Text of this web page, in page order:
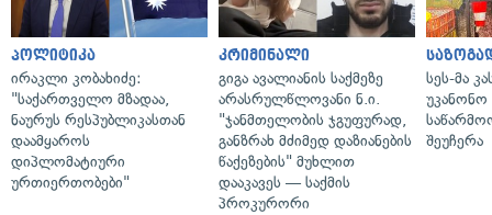
პოლიტიკა
ირაკლი კობახიძე:
"საქართველო მზადაა,
ნაურუს რესპუბლიკასთან
დაამყაროს
დიპლომატიური
ურთიერთობები"
კრიმინალი
გიგა ავალიანის საქმეზე
არასრულწლოვანი ნ.ი.
"ჯანმთელობის ჯგუფურად,
განზრახ მძიმედ დაზიანების
წაქეზების" მუხლით
დააკავეს — საქმის
პროკურორი
სეს-მა
უკანონო
შეუჩერა